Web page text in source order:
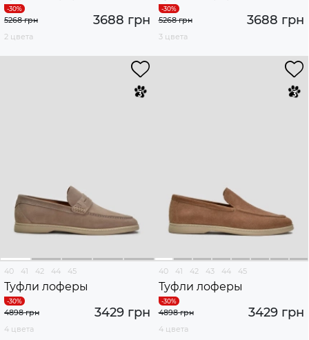
3688 грн
5268 грн
2 цвета
3688 грн
5268 грн
3 цвета
40 41 42 44 45
Туфли лоферы
3429 грн
4898 грн
4 цвета
40 41 42 43 44 45
Туфли лоферы
3429 грн
4898 грн
4 цвета